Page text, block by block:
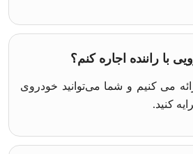
می‌ کنیم و شما می‌توانید خودروی
کنید.